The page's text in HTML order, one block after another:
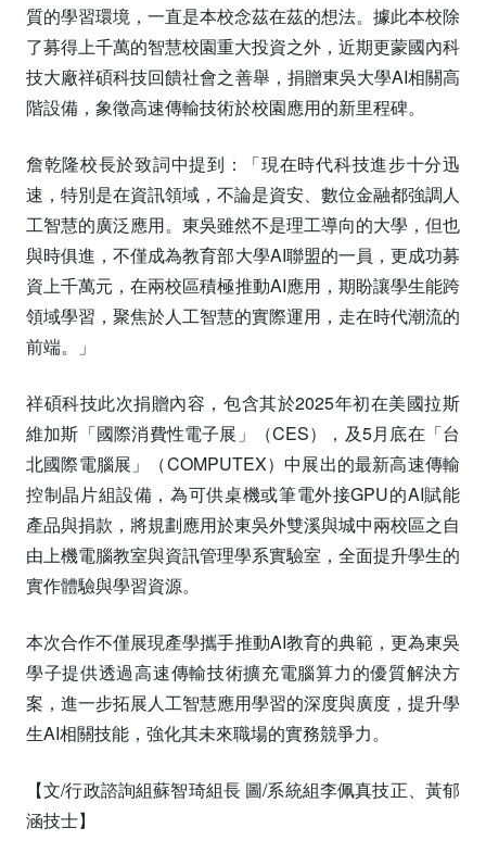
質的學習環境，一直是本校念茲在茲的想法。據此本校除
了募得上千萬的智慧校園重大投資之外，近期更蒙國內科
技大廠祥碩科技回饋社會之善舉，捐贈東吳大學AI相關高
階設備，象徵高速傳輸技術於校園應用的新里程碑。
詹乾隆校長於致詞中提到：「現在時代科技進步十分迅
速，特別是在資訊領域，不論是資安、數位金融都強調人
工智慧的廣泛應用。東吳雖然不是理工導向的大學，但也
與時俱進，不僅成為教育部大學AI聯盟的一員，更成功募
資上千萬元，在兩校區積極推動AI應用，期盼讓學生能跨
領域學習，聚焦於人工智慧的實際運用，走在時代潮流的
前端。」
祥碩科技此次捐贈內容，包含其於2025年初在美國拉斯
維加斯「國際消費性電子展」（CES），及5月底在「台
北國際電腦展」（COMPUTEX）中展出的最新高速傳輸
控制晶片組設備，為可供桌機或筆電外接GPU的AI賦能
產品與捐款，將規劃應用於東吳外雙溪與城中兩校區之自
由上機電腦教室與資訊管理學系實驗室，全面提升學生的
實作體驗與學習資源。
本次合作不僅展現產學攜手推動AI教育的典範，更為東吳
學子提供透過高速傳輸技術擴充電腦算力的優質解決方
案，進一步拓展人工智慧應用學習的深度與廣度，提升學
生AI相關技能，強化其未來職場的實務競爭力。
【文/行政諮詢組蘇智琦組長 圖/系統組李佩真技正、黃郁
涵技士】